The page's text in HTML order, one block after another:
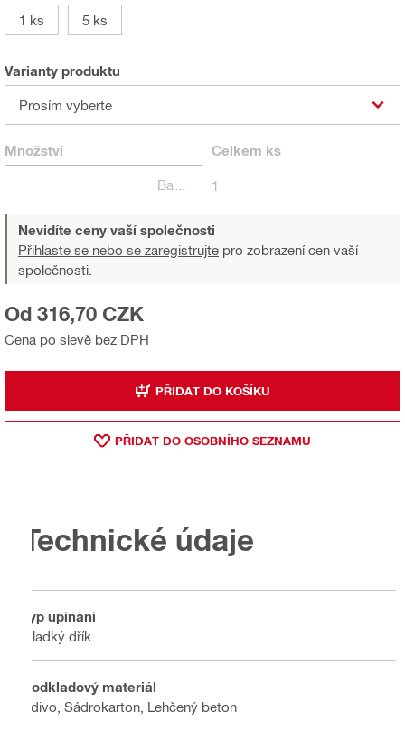
1 ks
5 ks
Varianty produktu
Prosím vyberte
Množství Celkem ks
1
Nevidíte ceny vaší společnosti
Přihlaste se nebo se zaregistrujte pro zobrazení cen vaší
společnosti.
Cena po slevě bez DPH
Od 316,70 CZK
PŘIDAT DO KOŠÍKU
PŘIDAT DO OSOBNÍHO SEZNAMU
Technické údaje
Typ upínání
Hladký dřík
Podkladový materiál
Zdivo, Sádrokarton, Lehčený beton